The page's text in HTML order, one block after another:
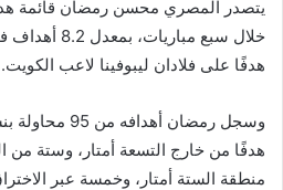
هدفًا على فلادان ليبوفينا لاعب الكويت.
هدفًا من خارج التسعة أمتار، وستة من
منطقة الستة أمتار، وخمسة عبر